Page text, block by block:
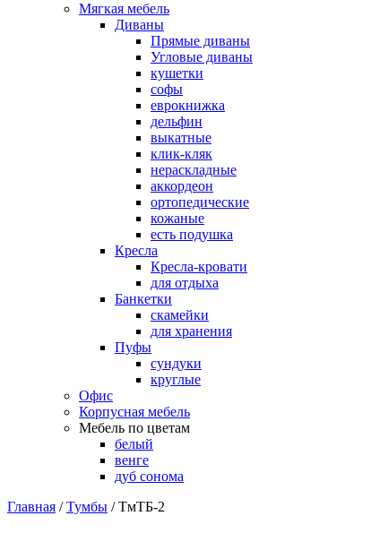
Мягкая мебель
Диваны
Прямые диваны
Угловые диваны
кушетки
софы
еврокнижка
дельфин
выкатные
клик-кляк
нераскладные
аккордеон
ортопедические
кожаные
есть подушка
Кресла
Кресла-кровати
для отдыха
Банкетки
скамейки
для хранения
Пуфы
сундуки
круглые
Офис
Корпусная мебель
Мебель по цветам
белый
венге
дуб сонома
Главная / Тумбы / ТмТБ-2